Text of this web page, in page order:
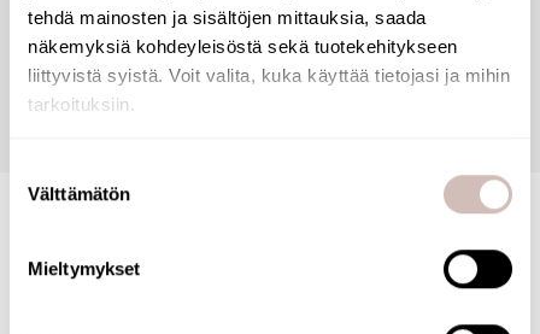
tehdä mainosten ja sisältöjen mittauksia, saada
näkemyksiä kohdeyleisöstä sekä tuotekehitykseen
liittyvistä syistä. Voit valita, kuka käyttää tietojasi ja mihin
tarkoituksiin.
Kerätä tietoja maantieteellisestä sijainnistasi,
Tunnistaa laitteesi skannaamalla sen ominaispiirteitä
aktiivisesti (sormenjäljen muodostaminen)
valinta
Välttämätön
Mieltymykset
Reviews
Questions